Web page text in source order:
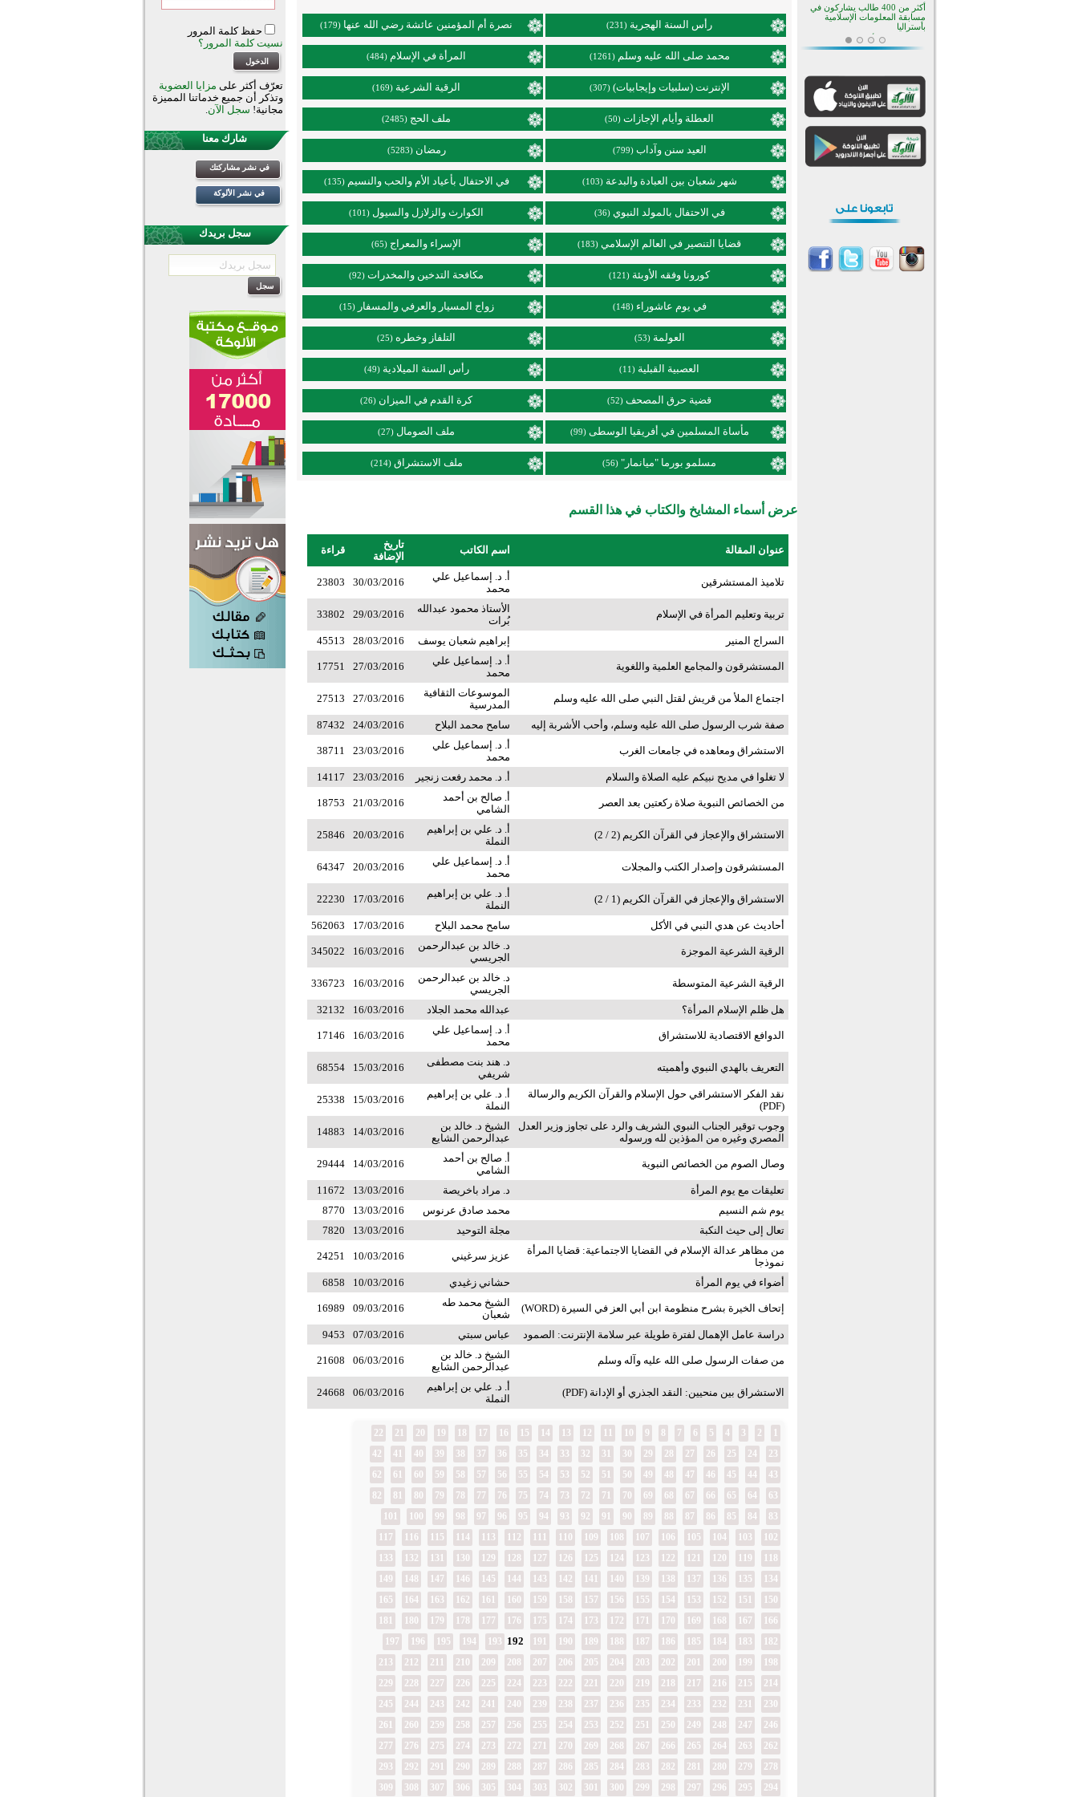
رأس السنة الهجرية (231) نصرة أم المؤمنين عائشة رضي الله عنها (179)
محمد صلى الله عليه وسلم (1261) المرأة في الإسلام (484)
الإنترنت (سلبيات وإيجابيات) (307) الرقية الشرعية (169)
العطلة وأيام الإجازات (50) ملف الحج (2485)
العيد سنن وآداب (799) رمضان (5283)
شهر شعبان بين العبادة والبدعة (103) في الاحتفال بأعياد الأم والحب والنسيم (135)
في الاحتفال بالمولد النبوي (36) الكوارث والزلازل والسيول (101)
قضايا التنصير في العالم الإسلامي (183) الإسراء والمعراج (65)
كورونا وفقه الأوبئة (121) مكافحة التدخين والمخدرات (92)
في يوم عاشوراء (148) زواج المسيار والعرفي والمسفار (15)
العولمة (53) التلفاز وخطره (25)
العصبية القبلية (11) رأس السنة الميلادية (49)
قضية حرق المصحف (52) كرة القدم في الميزان (26)
مأساة المسلمين في أفريقيا الوسطى (99) ملف الصومال (27)
مسلمو بورما "ميانمار" (56) ملف الاستشراق (214)
عرض أسماء المشايخ والكتاب في هذا القسم
عنوان المقالة اسم الكاتب
تاريخ
الإضافة
قراءة
تلاميذ المستشرقين
أ. د. إسماعيل علي
محمد
30/03/2016
23803
تربية وتعليم المرأة في الإسلام
الأستاذ محمود عبدالله
بُرات
29/03/2016
33802
السراج المنير إبراهيم شعبان يوسف 28/03/2016
45513
المستشرقون والمجامع العلمية واللغوية
أ. د. إسماعيل علي
محمد
27/03/2016
17751
اجتماع الملأ من قريش لقتل النبي صلى الله عليه وسلم
الموسوعات الثقافية
المدرسية
27/03/2016
27513
صفة شرب الرسول صلى الله عليه وسلم، وأحب الأشربة إليه سامح محمد البلاح 24/03/2016
87432
الاستشراق ومعاهده في جامعات الغرب
أ. د. إسماعيل علي
محمد
23/03/2016
38711
لا تغلوا في مديح نبيكم عليه الصلاة والسلام أ. د. محمد رفعت زنجير 23/03/2016
14117
من الخصائص النبوية صلاة ركعتين بعد العصر
أ. صالح بن أحمد
الشامي
21/03/2016
18753
الاستشراق والإعجاز في القرآن الكريم (2 / 2)
أ. د. علي بن إبراهيم
النملة
20/03/2016
25846
المستشرقون وإصدار الكتب والمجلات
أ. د. إسماعيل علي
محمد
20/03/2016
64347
الاستشراق والإعجاز في القرآن الكريم (1 / 2)
أ. د. علي بن إبراهيم
النملة
17/03/2016
22230
أحاديث عن هدي النبي في الأكل سامح محمد البلاح 17/03/2016
562063
الرقية الشرعية الموجزة
د. خالد بن عبدالرحمن
الجريسي
16/03/2016
345022
الرقية الشرعية المتوسطة
د. خالد بن عبدالرحمن
الجريسي
16/03/2016
336723
هل ظلم الإسلام المرأة؟ عبدالله محمد الجلاد 16/03/2016
32132
الدوافع الاقتصادية للاستشراق
أ. د. إسماعيل علي
محمد
16/03/2016
17146
التعريف بالهدي النبوي وأهميته
د. هند بنت مصطفى
شريفي
15/03/2016
68554
نقد الفكر الاستشراقي حول الإسلام والقرآن الكريم والرسالة
(PDF)
أ. د. علي بن إبراهيم
النملة
15/03/2016
25338
وجوب توقير الجناب النبوي الشريف والرد على تجاوز وزير العدل
المصري وغيره من المؤذين لله ورسوله
الشيخ د. خالد بن
عبدالرحمن الشايع
14/03/2016
14883
وصال الصوم من الخصائص النبوية
أ. صالح بن أحمد
الشامي
14/03/2016
29444
تعليقات مع يوم المرأة د. مراد باخريصة 13/03/2016
11672
يوم شم النسيم
محمد صادق عرنوس 13/03/2016
8770
تعال إلى حيث النكبة
مجلة التوحيد 13/03/2016
7820
من مظاهر عدالة الإسلام في القضايا الاجتماعية: قضايا المرأة
نموذجا
عزيز سرغيني 10/03/2016
24251
أضواء في يوم المرأة حشاني زغيدي 10/03/2016
6858
إتحاف الخيرة بشرح منظومة ابن أبي العز في السيرة (WORD)
الشيخ محمد طه
شعبان
09/03/2016
16989
دراسة عامل الإهمال لفترة طويلة عبر سلامة الإنترنت: الصمود عباس سبتي 07/03/2016
9453
من صفات الرسول صلى الله عليه وآله وسلم
الشيخ د. خالد بن
عبدالرحمن الشايع
06/03/2016
21608
الاستشراق بين منحيين: النقد الجذري أو الإدانة (PDF)
أ. د. علي بن إبراهيم
النملة
06/03/2016
24668
2
3
4
5
6
7
8
9
12
13
14
15
16
17
18
19
20
21
22
23
24
25
26
27
28
29
30
31
32
33
34
35
36
37
38
39
40
41
42
43
44
45
46
47
48
49
50
51
52
53
54
55
56
57
58
59
60
61
62
63
64
65
66
67
68
69
70
71
72
73
74
75
76
77
78
79
80
81
82
83
84
85
86
87
88
89
90
91
92
93
94
95
96
97
98
99
102
103
104
105
106
107
108
109
112
113
114
115
116
117
118
119
120
121
122
123
124
125
126
127
128
129
130
131
132
133
134
135
136
137
138
139
140
141
142
143
144
145
146
147
148
149
150
151
152
153
154
155
156
157
158
159
160
161
162
163
164
165
166
167
168
169
170
171
172
173
174
175
176
177
178
179
180
181
182
183
184
185
186
187
188
189
190
191
193
194
195
196
197
198
199
200
201
202
203
204
205
206
207
208
209
210
211
212
213
214
215
216
217
218
219
220
221
222
223
224
225
226
227
228
229
230
231
232
233
234
235
236
237
238
239
240
241
242
243
244
245
246
247
248
249
250
251
252
253
254
255
256
257
258
259
260
261
262
263
264
265
266
267
268
269
270
271
272
273
274
275
276
277
278
279
280
281
282
283
284
285
286
287
288
289
290
291
292
293
294
295
296
297
298
299
300
301
302
303
304
305
306
307
308
309
حفظ كلمة المرور
نسيت كلمة المرور؟
تعرّف أكثر على مزايا العضوية
وتذكر أن جميع خدماتنا المميزة
مجانية! سجل الآن.
شارك معنا
في نشر مشاركتك
في نشر الألوكة
سجل بريدك
مسابقة المعلومات الإسلامية
بأستراليا
افتتاح تاريخي لأول مسجد في بلييفليا
بالجبل الأسود منذ أكثر من قرن
مسجد جديد في أجواء إيمانية مميزة
أكبر مشروع إسلامي في ريف
أستراليا يفتتح أبوابه بعد سنوات من
العمل والعطاء
القرآن والتربية في صدارة البرامج
الصيفية للمسلمين في بينزا
وساراتوف وموردوفيا هذا العام
اختتام الدورة التاسعة لمسابقة حفظ
وتلاوة القرآن الكريم في أزناكاييف
المسلمين
اختتام منافسات قرآنية متميزة في
أكثر من 400 طالب يشاركون في
مسابقة المعلومات الإسلامية
بأستراليا